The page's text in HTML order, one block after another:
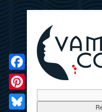
Facebook
Pinterest